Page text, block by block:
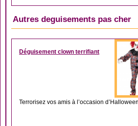
Autres deguisements pas cher
Déguisement clown terrifiant
Terrorisez vos amis à l’occasion